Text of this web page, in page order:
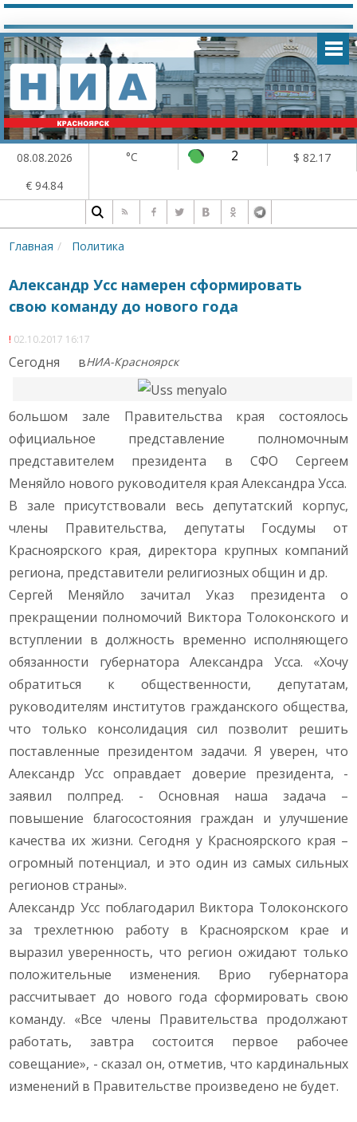
08.08.2026 °C 2
$ 82.17
€ 94.84
Главная Политика
Александр Усс намерен сформировать
свою команду до нового года
02.10.2017 16:17
НИА-Красноярск
Сегодня в
большом зале Правительства края состоялось
официальное представление полномочным
представителем президента в СФО Сергеем
Меняйло нового руководителя края Александра Усса.
В зале присутствовали весь депутатский корпус,
члены Правительства, депутаты Госдумы от
Красноярского края, директора крупных компаний
региона, представители религиозных общин и др.
Сергей Меняйло зачитал Указ президента о
прекращении полномочий Виктора Толоконского и
вступлении в должность временно исполняющего
обязанности губернатора Александра Усса. «Хочу
обратиться к общественности, депутатам,
руководителям институтов гражданского общества,
что только консолидация сил позволит решить
поставленные президентом задачи. Я уверен, что
Александр Усс оправдает доверие президента, -
заявил полпред. - Основная наша задача –
повышение благосостояния граждан и улучшение
качества их жизни. Сегодня у Красноярского края –
огромный потенциал, и это один из самых сильных
регионов страны».
Александр Усс поблагодарил Виктора Толоконского
за трехлетнюю работу в Красноярском крае и
выразил уверенность, что регион ожидают только
положительные изменения. Врио губернатора
рассчитывает до нового года сформировать свою
команду. «Все члены Правительства продолжают
работать, завтра состоится первое рабочее
совещание», - сказал он, отметив, что кардинальных
изменений в Правительстве произведено не будет.